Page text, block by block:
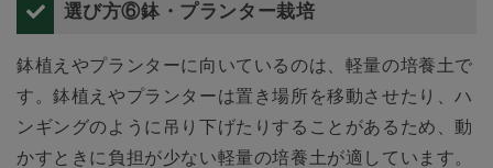
選び方⑥鉢・プランター栽培
鉢植えやプランターに向いているのは、軽量の培養土で
す。鉢植えやプランターは置き場所を移動させたり、ハ
ンギングのように吊り下げたりすることがあるため、動
かすときに負担が少ない軽量の培養土が適しています。